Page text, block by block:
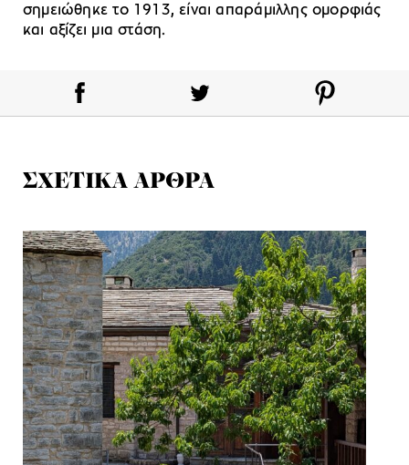
σημειώθηκε το 1913, είναι απαράμιλλης ομορφιάς
και αξίζει μια στάση.
ΣΧΕΤΙΚΑ ΑΡΘΡΑ